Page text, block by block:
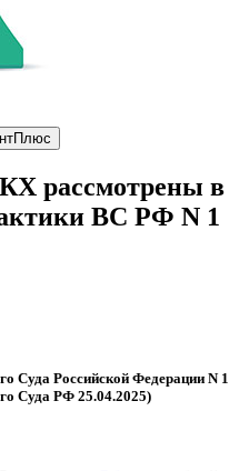
рассмотрены в
ВС РФ N 1
Суда Российской Федерации N 1
Суда РФ 25.04.2025)